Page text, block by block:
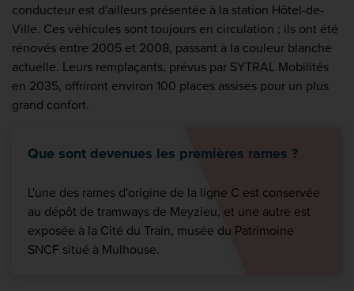
conducteur est d'ailleurs présentée à la station Hôtel-de-
Ville. Ces véhicules sont toujours en circulation ; ils ont été
rénovés entre 2005 et 2008, passant à la couleur blanche
actuelle. Leurs remplaçants, prévus par SYTRAL Mobilités
en 2035, offriront environ 100 places assises pour un plus
grand confort.
Que sont devenues les premières rames ?
L'une des rames d'origine de la ligne C est conservée
au dépôt de tramways de Meyzieu, et une autre est
exposée à la Cité du Train, musée du Patrimoine
SNCF situé à Mulhouse.